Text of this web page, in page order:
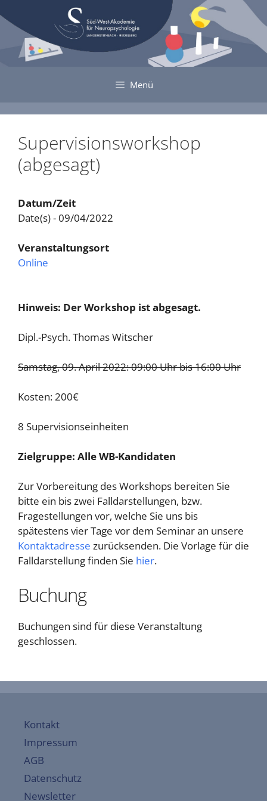
Inhalt
springen
Menü
Supervisionsworkshop
(abgesagt)
Datum/Zeit
Date(s) - 09/04/2022
Veranstaltungsort
Online
Hinweis: Der Workshop ist abgesagt.
Dipl.-Psych. Thomas Witscher
Samstag, 09. April 2022: 09:00 Uhr bis 16:00 Uhr
Kosten: 200€
8 Supervisionseinheiten
Zielgruppe: Alle WB-Kandidaten
Zur Vorbereitung des Workshops bereiten Sie
bitte ein bis zwei Falldarstellungen, bzw.
Fragestellungen vor, welche Sie uns bis
spätestens vier Tage vor dem Seminar an unsere
Kontaktadresse zurücksenden. Die Vorlage für die
Falldarstellung finden Sie hier.
Buchung
Buchungen sind für diese Veranstaltung
geschlossen.
Kontakt
Impressum
AGB
Datenschutz
Newsletter